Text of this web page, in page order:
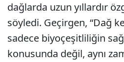
dağlarda uzun yıllardır
söyledi. Geçirgen, “Dağ
sadece biyoçeşitliliğin
konusunda değil, aynı